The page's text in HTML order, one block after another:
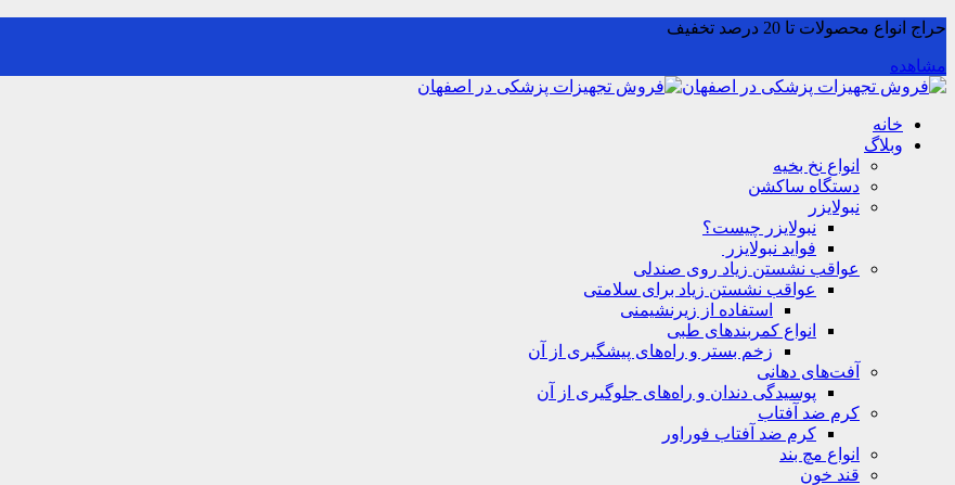
حراج انواع محصولات تا 20 درصد تخفیف
مشاهده
خانه
وبلاگ
انواع نخ بخیه
دستگاه ساکشن
نبولایزر
نبولایزر چیست؟
فواید نبولایزر
عواقب نشستن زیاد روی صندلی
عواقب نشستن زیاد برای سلامتی
استفاده از زیرنشیمنی
انواع کمربندهای طبی
زخم بستر و راه‌های پیشگیری از آن
آفت‌های دهانی
پوسیدگی دندان و راه‌های جلوگیری از آن
کرم ضد آفتاب
کرم ضد آفتاب فوراور
انواع مچ بند
قند خون